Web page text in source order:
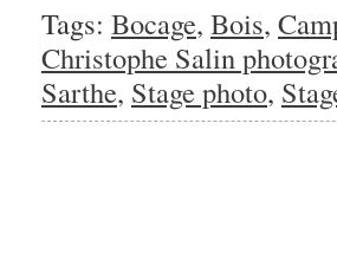
Tags: Bocage, Bois,
Christophe Salin
Sarthe, Stage photo,